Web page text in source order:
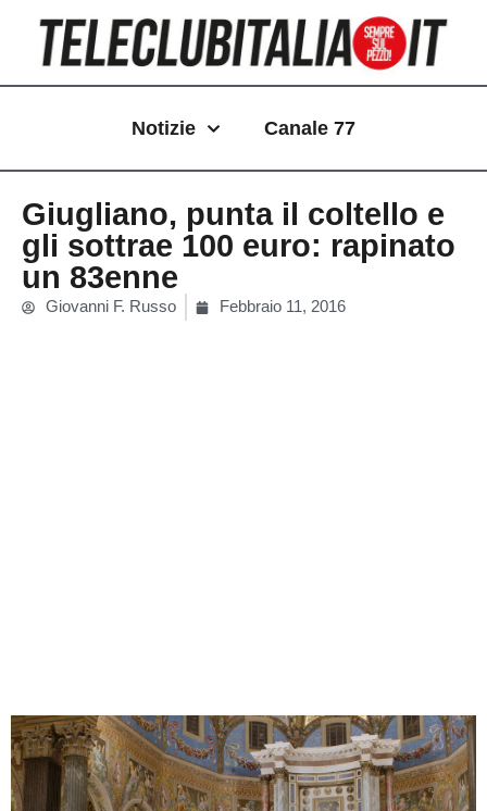
contenuto
Notizie Canale 77
Giugliano, punta il coltello e
gli sottrae 100 euro: rapinato
un 83enne
Giovanni F. Russo Febbraio 11, 2016